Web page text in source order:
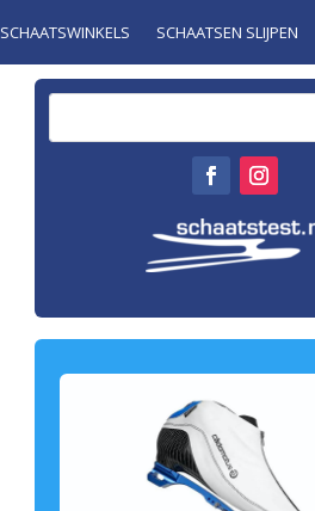
SCHAATSWINKELS SCHAATSEN SLIJPEN